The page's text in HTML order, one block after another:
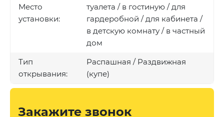
Место
установки:
туалета / в гостиную / для
гардеробной / для кабинета /
в детскую комнату / в частный
дом
Тип
открывания:
Распашная / Раздвижная
(купе)
Закажите звонок